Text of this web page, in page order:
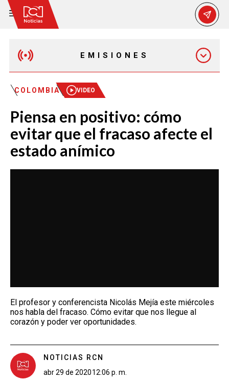
EMISIONES
MAÑANA EXPRESS
EMISIÓN 12:30 PM
EMISIÓN 7:00 PM
COLOMBIA VIDEO
Piensa en positivo: cómo
evitar que el fracaso afecte el
estado anímico
El profesor y conferencista Nicolás Mejía este miércoles
nos habla del fracaso. Cómo evitar que nos llegue al
corazón y poder ver oportunidades.
NOTICIAS RCN
abr 29 de 202012:06 p. m.